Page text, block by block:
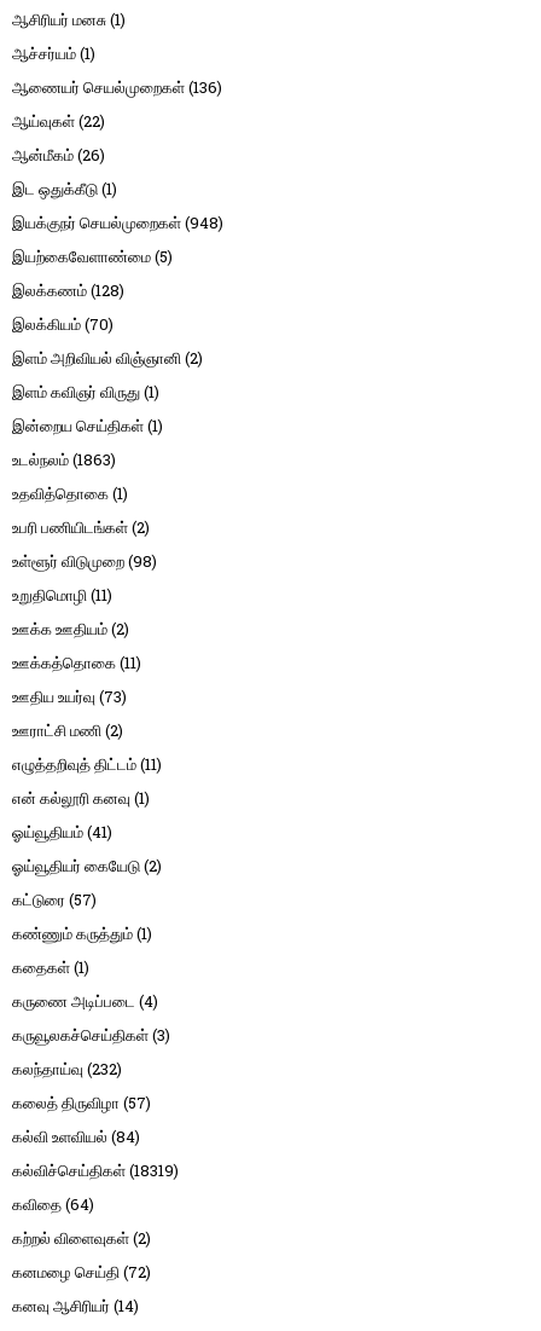
ஆசிரியர் மனசு(1)
ஆச்சர்யம்(1)
ஆணையர் செயல்முறைகள்(136)
ஆய்வுகள்(22)
ஆன்மீகம்(26)
இட ஒதுக்கீடு(1)
இயக்குநர் செயல்முறைகள்(948)
இயற்கைவேளாண்மை(5)
இலக்கணம்(128)
இலக்கியம்(70)
இளம் அறிவியல் விஞ்ஞானி(2)
இளம் கவிஞர் விருது(1)
இன்றைய செய்திகள்(1)
உடல்நலம்(1863)
உதவித்தொகை(1)
உபரி பணியிடங்கள்(2)
உள்ளூர் விடுமுறை(98)
உறுதிமொழி(11)
ஊக்க ஊதியம்(2)
ஊக்கத்தொகை(11)
ஊதிய உயர்வு (73)
ஊராட்சி மணி(2)
எழுத்தறிவுத் திட்டம்(11)
என் கல்லூரி கனவு (1)
ஓய்வூதியம்(41)
ஓய்வூதியர் கையேடு(2)
கட்டுரை (57)
கண்ணும் கருத்தும்(1)
கதைகள்(1)
கருணை அடிப்படை (4)
கருவூலகச்செய்திகள்(3)
கலந்தாய்வு (232)
கலைத் திருவிழா (57)
கல்வி உளவியல் (84)
கல்விச்செய்திகள்(18319)
கவிதை(64)
கற்றல் விளைவுகள்(2)
கனமழை செய்தி(72)
கனவு ஆசிரியர் (14)